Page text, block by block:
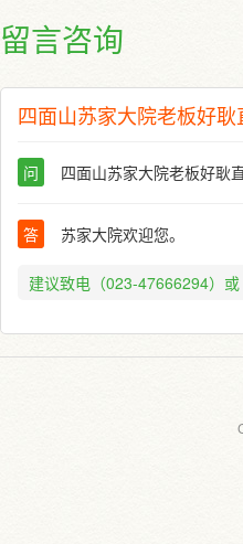
留言咨询
四面山苏家大院老板好耿
问 四面山苏家大院老板好耿
答 苏家大院欢迎您。
建议致电（023-47666294）或